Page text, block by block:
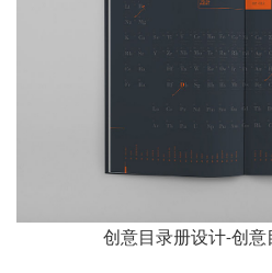
创意目录册设计-创意